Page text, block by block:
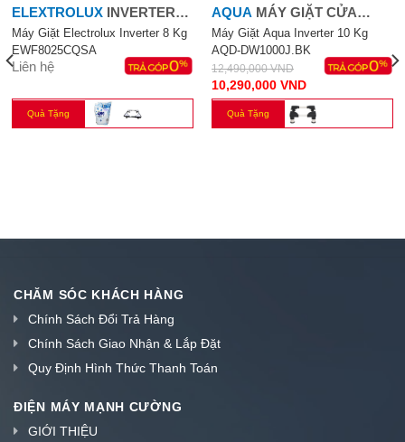
Liên hệ
Quà Tặng
AQD-DW1000J.BK
12,490,000
10,290,000VND
Quà Tặng
Chính Sách Giao Nhận & Lắp Đặt
Quy Định Hình Thức Thanh Toán
Bảo Mật Thông Tin
Chính Sách Bảo Hành